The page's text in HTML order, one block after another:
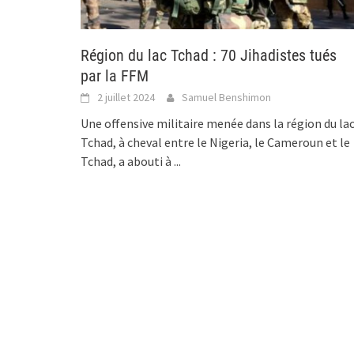
Région du lac Tchad : 70 Jihadistes tués
par la FFM
2 juillet 2024 Samuel Benshimon
Une offensive militaire menée dans la région du lac
Tchad, à cheval entre le Nigeria, le Cameroun et le
Tchad, a abouti à ...